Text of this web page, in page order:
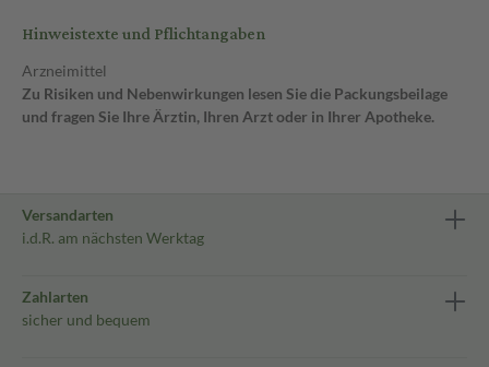
Hinweistexte und Pflichtangaben
Arzneimittel
Zu Risiken und Nebenwirkungen lesen Sie die Packungsbeilage
und fragen Sie Ihre Ärztin, Ihren Arzt oder in Ihrer Apotheke.
Versandarten
i.d.R. am nächsten Werktag
Zahlarten
sicher und bequem